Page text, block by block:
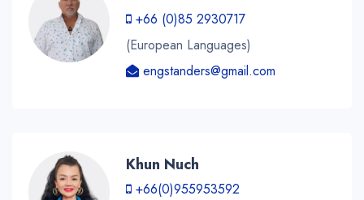
+66 (0)85 2930717
(European Languages)
engstanders@gmail.com
Khun Nuch
+66(0)955953592